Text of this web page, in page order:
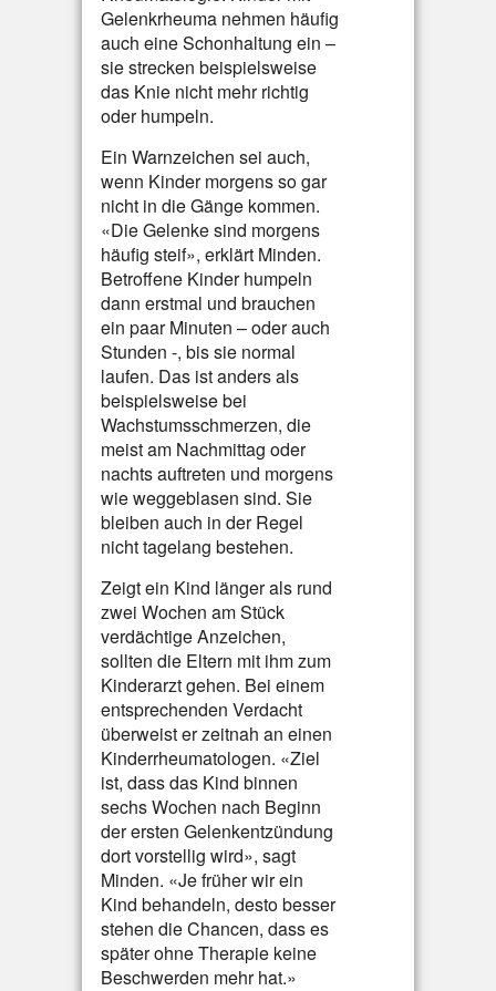
Gelenkrheuma nehmen häufig
auch eine Schonhaltung ein –
sie strecken beispielsweise
das Knie nicht mehr richtig
oder humpeln.
Ein Warnzeichen sei auch,
wenn Kinder morgens so gar
nicht in die Gänge kommen.
«Die Gelenke sind morgens
häufig steif», erklärt Minden.
Betroffene Kinder humpeln
dann erstmal und brauchen
ein paar Minuten – oder auch
Stunden -, bis sie normal
laufen. Das ist anders als
beispielsweise bei
Wachstumsschmerzen, die
meist am Nachmittag oder
nachts auftreten und morgens
wie weggeblasen sind. Sie
bleiben auch in der Regel
nicht tagelang bestehen.
Zeigt ein Kind länger als rund
zwei Wochen am Stück
verdächtige Anzeichen,
sollten die Eltern mit ihm zum
Kinderarzt gehen. Bei einem
entsprechenden Verdacht
überweist er zeitnah an einen
Kinderrheumatologen. «Ziel
ist, dass das Kind binnen
sechs Wochen nach Beginn
der ersten Gelenkentzündung
dort vorstellig wird», sagt
Minden. «Je früher wir ein
Kind behandeln, desto besser
stehen die Chancen, dass es
später ohne Therapie keine
Beschwerden mehr hat.»